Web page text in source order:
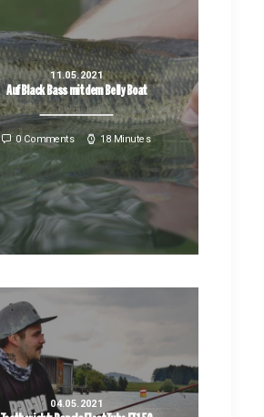
11.05.2021
Auf Black Bass mit dem Belly Boat
0 Comments 18 Minutes
04.05.2021